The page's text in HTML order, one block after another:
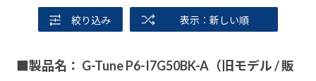
絞り込み 表示：新しい順
■製品名： G-Tune P6-I7G50BK-A（旧モデル / 販